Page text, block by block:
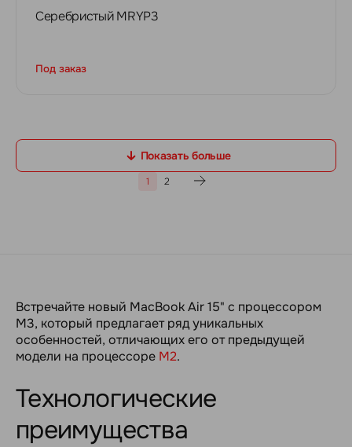
Серебристый MRYP3
Под заказ
1 2
Показать больше
Встречайте новый MacBook Air 15" с процессором
M3, который предлагает ряд уникальных
особенностей, отличающих его от предыдущей
модели на процессоре M2.
Технологические
преимущества